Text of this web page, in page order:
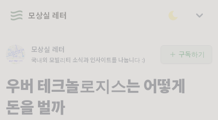
모상실 레터
모상실 레터
국내외 모빌리티 소식과 인사이트를 나눕니다 :)
구독하기
우버 테크놀로지스는 어떻게
돈을 벌까